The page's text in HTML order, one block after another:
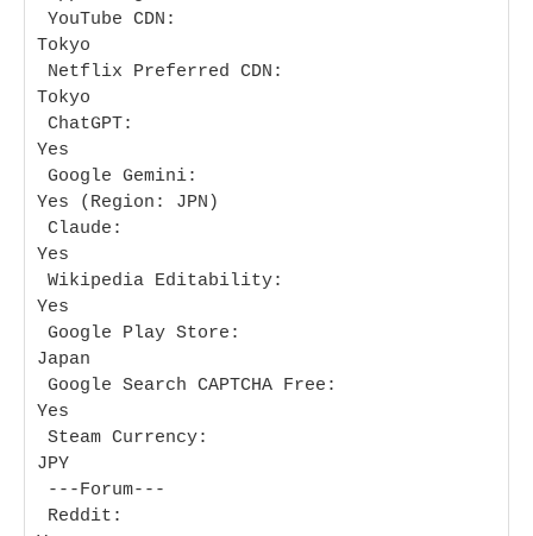
Tokyo
Tokyo
Yes
Yes (Region: JPN)
Yes
Yes
Japan
Yes
JPY